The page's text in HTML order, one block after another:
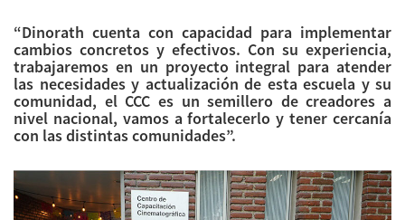
“​​Dinorath cuenta con capacidad para implementar
cambios concretos y efectivos. Con su experiencia,
trabajaremos en un proyecto integral para atender
las necesidades y actualización de esta escuela y su
comunidad, el CCC es un semillero de creadores a
nivel nacional, vamos a fortalecerlo y tener cercanía
con las distintas comunidades”.